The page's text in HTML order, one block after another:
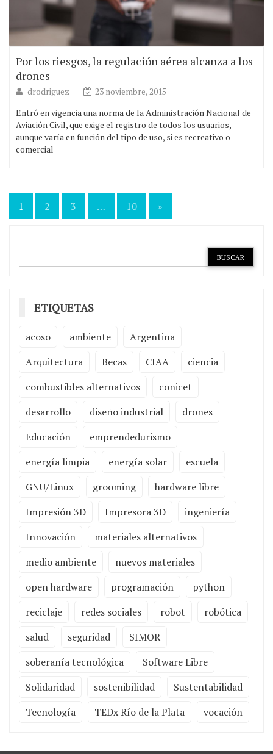
Por los riesgos, la regulación aérea alcanza a los
drones
drodriguez
23 noviembre, 2015
Entró en vigencia una norma de la Administración Nacional de
Aviación Civil, que exige el registro de todos los usuarios,
aunque varía en función del tipo de uso, si es recreativo o
comercial
Paginación
1 2 3 … 10 »
ETIQUETAS
acoso ambiente
Argentina
Arquitectura
Becas CIAA
ciencia
combustibles alternativos
conicet
desarrollo
diseño industrial
drones
Educación
emprendedurismo
energía limpia
energía solar
escuela
GNU/Linux
grooming
hardware libre
Impresión 3D
Impresora 3D
ingeniería
Innovación
materiales alternativos
medio ambiente
nuevos materiales
open hardware
programación
python
reciclaje
redes sociales robot
robótica
salud
seguridad
SIMOR
soberanía tecnológica
Software Libre
Solidaridad
sostenibilidad
Sustentabilidad
Tecnología
TEDx Río de la Plata vocación